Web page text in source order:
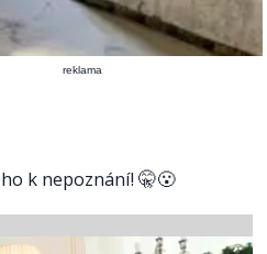
reklama
k nepoznání! 🤫😮